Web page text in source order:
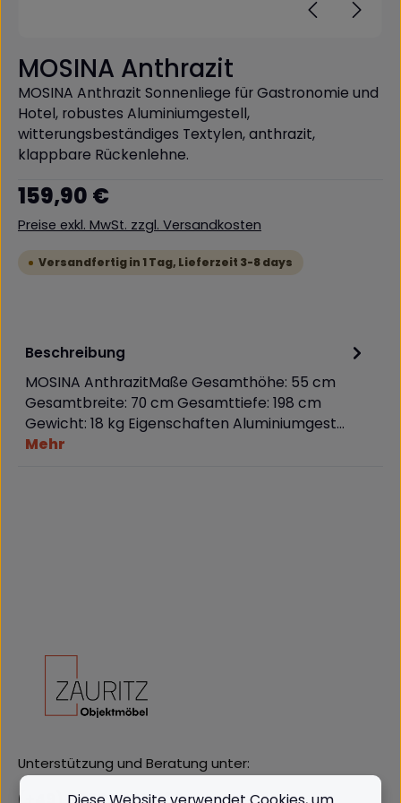
MOSINA Anthrazit
MOSINA Anthrazit Sonnenliege für Gastronomie und
Hotel, robustes Aluminiumgestell,
witterungsbeständiges Textylen, anthrazit,
klappbare Rückenlehne.
Regulärer Preis:
159,90 €
Preise exkl. MwSt. zzgl. Versandkosten
Versandfertig in 1 Tag, Lieferzeit 3-8 days
Beschreibung
MOSINA AnthrazitMaße Gesamthöhe: 55 cm
Gesamtbreite: 70 cm Gesamttiefe: 198 cm
Gewicht: 18 kg Eigenschaften Aluminiumgest…
Mehr
Unterstützung und Beratung unter: